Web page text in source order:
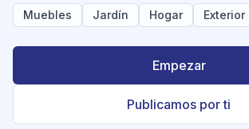
Muebles Jardín Hogar Exterior
Empezar
Publicamos por ti